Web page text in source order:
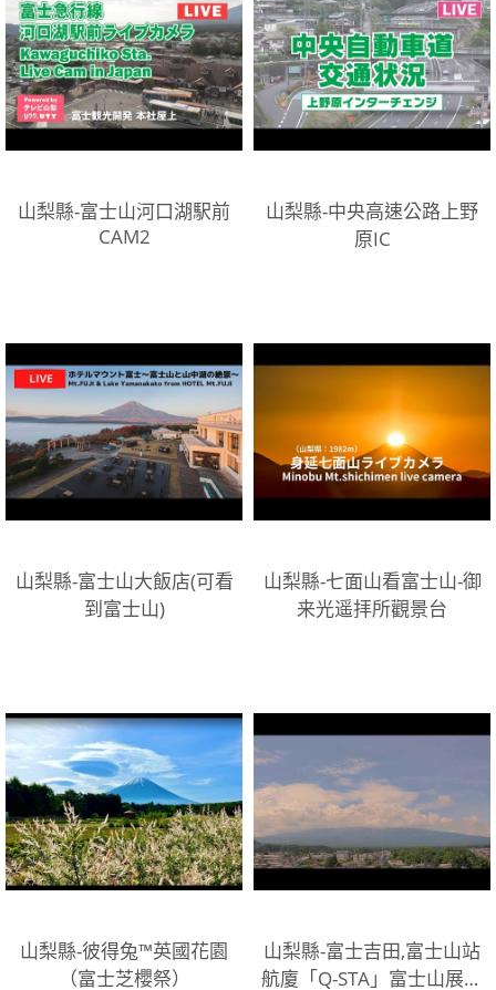
山梨縣-富士山河口湖駅前
CAM2
山梨縣-中央高速公路上野
原IC
山梨縣-富士山大飯店(可看
到富士山)
山梨縣-七面山看富士山-御
来光遥拝所觀景台
山梨縣-彼得兔™英國花園
（富士芝櫻祭）
山梨縣-富士吉田,富士山站
航廈「Q-STA」富士山展望